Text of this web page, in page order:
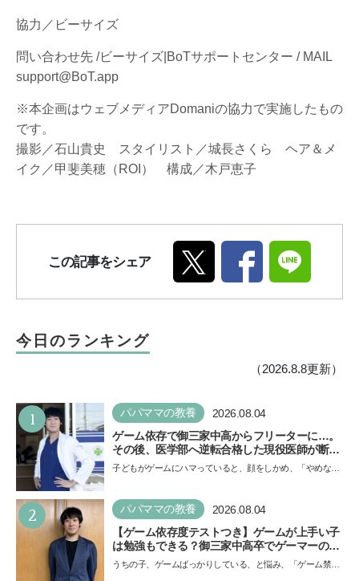
協力／ビーサイズ
問い合わせ先 /ビーサイズ|BoTサポートセンター / MAIL
support@BoT.app
※本企画はウェブメディアDomaniの協力で実施したもの
です。
撮影／石山貴史 スタイリスト／城長さくら ヘア＆メ
イク／甲斐美穂（ROI） 構成／木戸恵子
この記事をシェア
今日のランキング
（2026.8.8更新）
1 パパママの教養 2026.08.04
ゲーム依存で御三家中高からフリーターに…。
その後、医学部へ逆転合格した現役医師が断言
「ゲームの経験が受験勉強に役立った」そう考
子どもがゲームにハマっていると、顔をしかめ、「やめなさ
い…
2 パパママの教養 2026.08.04
【ゲーム依存度テストつき】ゲームが上手い子
は勉強もできる？御三家中高卒でゲーマーの医
師・阿部智史さんが教えるゲームしながら受験
うちの子、ゲームばっかりしている、と悩み、「ゲーム禁